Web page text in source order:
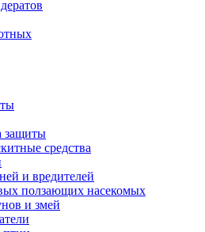
защиты
средства
и вредителей
ползающих насекомых
и змей